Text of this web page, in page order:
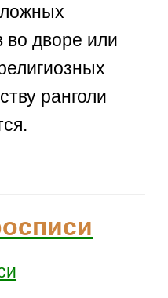
во дворе или
ранголи